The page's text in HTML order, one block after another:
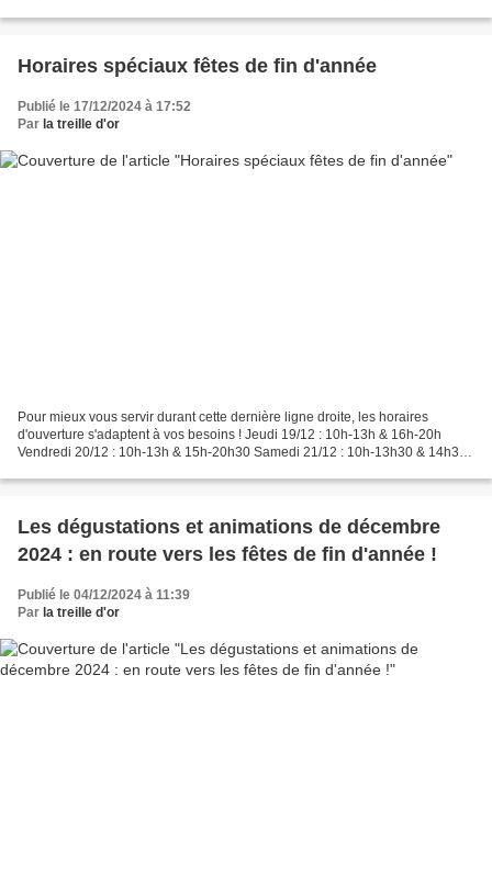
Horaires spéciaux fêtes de fin d'année
Publié le 17/12/2024 à 17:52
Par la treille d'or
Pour mieux vous servir durant cette dernière ligne droite, les horaires
d'ouverture s'adaptent à vos besoins ! Jeudi 19/12 : 10h-13h & 16h-20h
Vendredi 20/12 : 10h-13h & 15h-20h30 Samedi 21/12 : 10h-13h30 & 14h30-
Les dégustations et animations de décembre
2024 : en route vers les fêtes de fin d'année !
Publié le 04/12/2024 à 11:39
Par la treille d'or